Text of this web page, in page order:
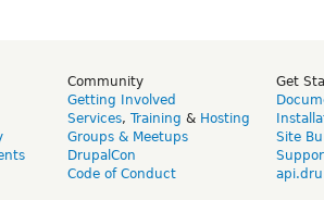
Community
Getting Involved
Services, Training & Hosting
Groups & Meetups
DrupalCon
Code of Conduct
Get
Site